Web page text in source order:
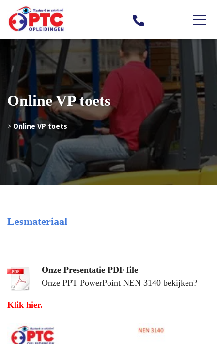
Online VP toets
> Online VP toets
Lesmateriaal
Onze Presentatie PDF file
Onze PPT PowerPoint NEN 3140 bekijken?
Klik hier.